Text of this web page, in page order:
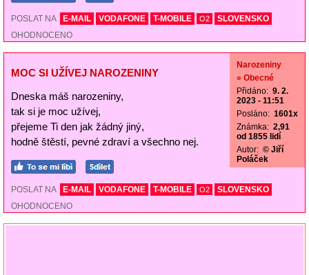
POSLAT NA E-MAIL VODAFONE T-MOBILE O2
SLOVENSKO
OHODNOCENO
MOC SI UŽÍVEJ NAROZENINY
Dneska máš narozeniny,
tak si je moc užívej,
přejeme Ti den jak žádný jiný,
hodně štěstí, pevné zdraví a všechno nej.
Narozeniny
» Obecné
Přidáno: 9. 2.
2023 - 11:51
Posláno: 1601x
Známka: 2,91
od 1855 lidí
Autor: © Jiří
Poláček
POSLAT NA E-MAIL VODAFONE T-MOBILE O2
SLOVENSKO
OHODNOCENO